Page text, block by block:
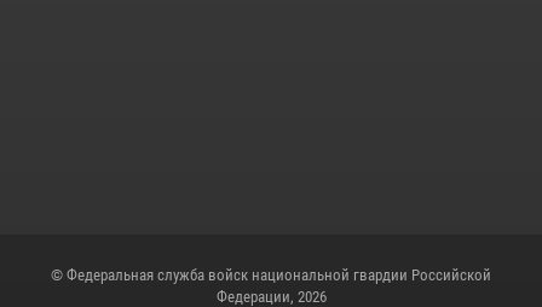
© Федеральная служба войск национальной гвардии Российской
Федерации, 2026